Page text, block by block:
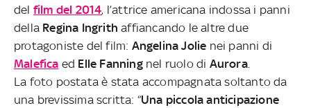
del film del 2014, l’attrice americana indossa i panni
della Regina Ingrith affiancando le altre due
protagoniste del film: Angelina Jolie nei panni di
Malefica ed Elle Fanningnel ruolo di Aurora.
La foto postata è stata accompagnata soltanto da
una brevissima scritta: “Una piccola anticipazione